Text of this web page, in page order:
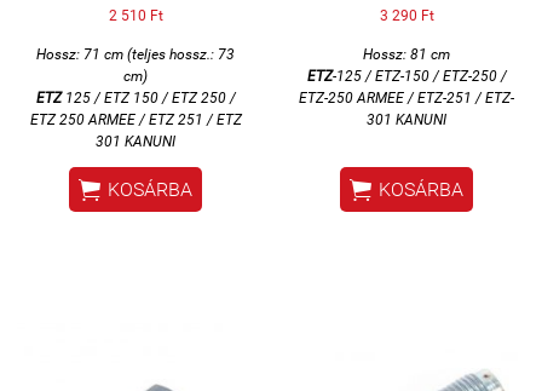
2 510 Ft
Hossz: 71 cm (teljes hossz.: 73
cm)
ETZ 125 / ETZ 150 / ETZ 250 /
ETZ 250 ARMEE / ETZ 251 / ETZ
301 KANUNI
 KOSÁRBA
3 290 Ft
Hossz: 81 cm
ETZ-125 / ETZ-150 / ETZ-250 /
ETZ-250 ARMEE / ETZ-251 / ETZ-
301 KANUNI
 KOSÁRBA